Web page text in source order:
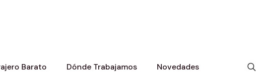
Barato Dónde Trabajamos Novedades